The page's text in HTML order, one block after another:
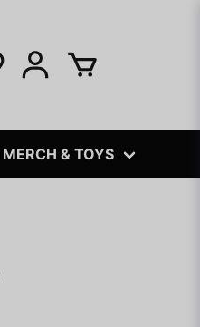
MERCH & TOYS